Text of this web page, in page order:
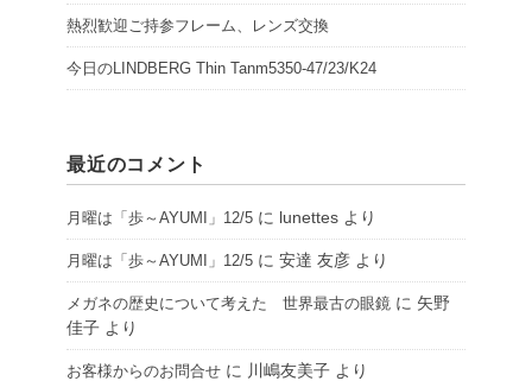
熱烈歓迎ご持参フレーム、レンズ交換
今日のLINDBERG Thin Tanm5350-47/23/K24
最近のコメント
月曜は「歩～AYUMI」12/5 に lunettes より
月曜は「歩～AYUMI」12/5 に 安達 友彦 より
メガネの歴史について考えた 世界最古の眼鏡 に 矢野
佳子 より
お客様からのお問合せ に 川嶋友美子 より